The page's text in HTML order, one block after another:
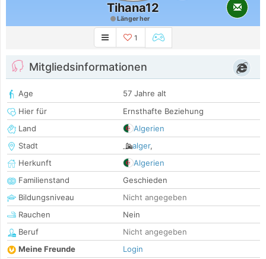
Tihana12
Länger her
1
Mitgliedsinformationen
Age
57 Jahre alt
Hier für
Ernsthafte Beziehung
Land
Algerien
Stadt
alger,
Herkunft
Algerien
Familienstand
Geschieden
Bildungsniveau
Nicht angegeben
Rauchen
Nein
Beruf
Nicht angegeben
Meine Freunde
Login